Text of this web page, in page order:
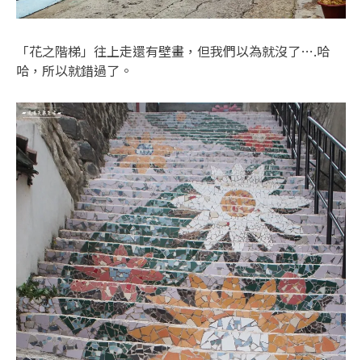
「花之階梯」往上走還有壁畫，但我們以為就沒了….哈
哈，所以就錯過了。